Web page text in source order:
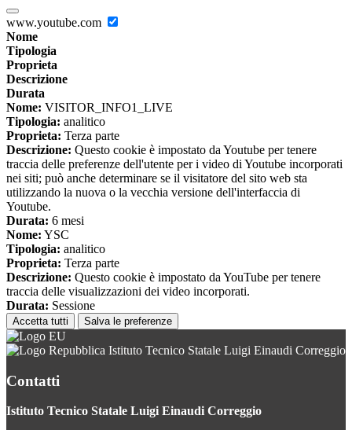
www.youtube.com
Nome
Tipologia
Proprieta
Descrizione
Durata
Nome: VISITOR_INFO1_LIVE
Tipologia: analitico
Proprieta: Terza parte
Descrizione: Questo cookie è impostato da Youtube per tenere
traccia delle preferenze dell'utente per i video di Youtube incorporati
nei siti; può anche determinare se il visitatore del sito web sta
utilizzando la nuova o la vecchia versione dell'interfaccia di
Youtube.
Durata: 6 mesi
Nome: YSC
Tipologia: analitico
Proprieta: Terza parte
Descrizione: Questo cookie è impostato da YouTube per tenere
traccia delle visualizzazioni dei video incorporati.
Durata: Sessione
Accetta tutti Salva le preferenze
Istituto Tecnico Statale Luigi Einaudi Correggio
Contatti
Istituto Tecnico Statale Luigi Einaudi Correggio